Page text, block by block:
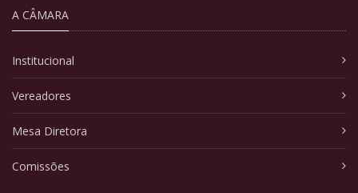
A CÂMARA
Institucional
Vereadores
Mesa Diretora
Comissões